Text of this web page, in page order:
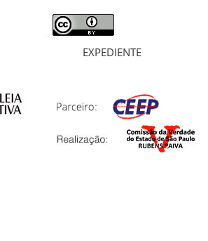
EXPEDIENTE